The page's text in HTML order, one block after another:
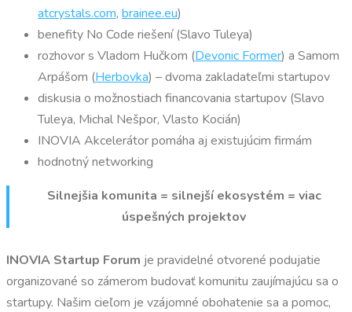
atcrystals.com, brainee.eu)
benefity No Code riešení (Slavo Tuleya)
rozhovor s Vladom Hučkom (Devonic Former) a Samom
Arpášom (Herbovka) – dvoma zakladateľmi startupov
diskusia o možnostiach financovania startupov (Slavo
Tuleya, Michal Nešpor, Vlasto Kocián)
INOVIA Akcelerátor pomáha aj existujúcim firmám
hodnotný networking
Silnejšia komunita = silnejší ekosystém = viac
úspešných projektov
INOVIA Startup Forum je pravidelné otvorené podujatie
organizované so zámerom budovať komunitu zaujímajúcu sa o
startupy. Našim cieľom je vzájomné obohatenie sa a pomoc,